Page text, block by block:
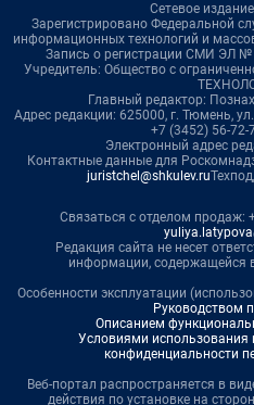
Сетевое
Зарегистрировано Федеральной
информационных технологий и
Запись о регистрации СМИ ЭЛ №
Учредитель: Общество с
Главный редактор:
Адрес редакции: 625000, г. Тюмень,
+7 (3452) 56-72-
Электронный адрес
Контактные данные для
juristchel@shkulev.ru
Связаться с отделом продаж:
Редакция сайта не несет
информации, содержащейся
Особенности эксплуатации
Руководством
Описанием
Условиями использования
конфиденциальности
Веб-портал распространяется в
действия по установке на